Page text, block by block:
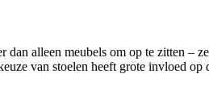
dan alleen meubels om op te zitten –
van stoelen heeft grote invloed